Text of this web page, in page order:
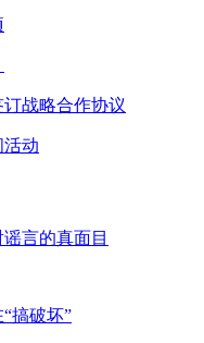
战略合作协议
动
言的真面目
搞破坏”